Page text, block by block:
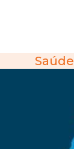
Saúde